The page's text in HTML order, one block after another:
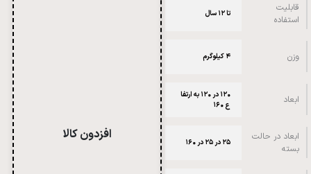
قابلیت
استفاده
تا ۱۲ سال
وزن ۴ کیلوگرم
ابعاد
۱۲۰ در ۱۲۰ به ارتفا
ع ۱۶۰
ابعاد در حالت
بسته
۲۵ در ۲۵ در ۱۶۰ افزدون کالا